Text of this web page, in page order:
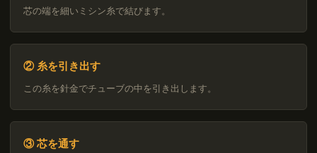
芯の端を細いミシン糸で結びます。
② 糸を引き出す
この糸を針金でチューブの中を引き出します。
③ 芯を通す